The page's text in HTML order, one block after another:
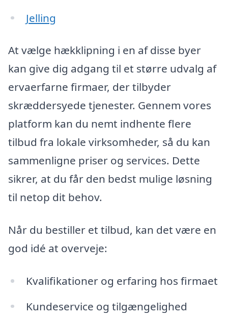
Jelling
At vælge hækklipning i en af disse byer
kan give dig adgang til et større udvalg af
ervaerfarne firmaer, der tilbyder
skræddersyede tjenester. Gennem vores
platform kan du nemt indhente flere
tilbud fra lokale virksomheder, så du kan
sammenligne priser og services. Dette
sikrer, at du får den bedst mulige løsning
til netop dit behov.
Når du bestiller et tilbud, kan det være en
god idé at overveje:
Kvalifikationer og erfaring hos firmaet
Kundeservice og tilgængelighed